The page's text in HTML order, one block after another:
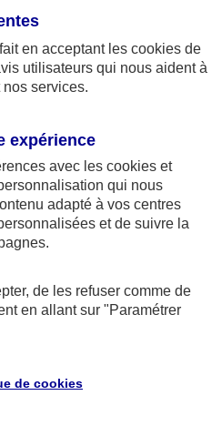
axa.fr.
AXA France Vie sont
en opérations de
(consultable
Assurances,
430,40 €,
Couturier
en acceptant les cookies de
utilisateurs qui nous aident à
services.
expérience
avec les cookies et
qui nous
adapté à vos centres
et de suivre la
de les refuser comme de
en allant sur "Paramétrer
de cookies